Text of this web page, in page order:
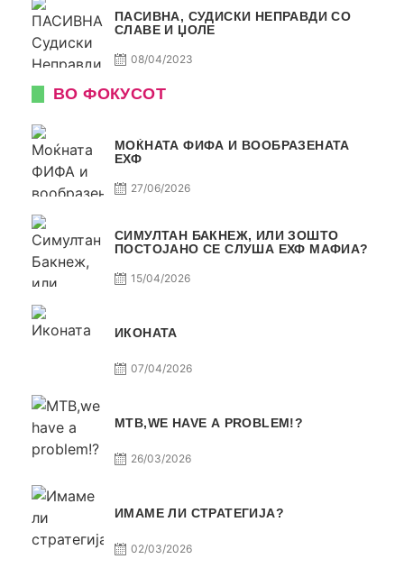
ПАСИВНА, СУДИСКИ НЕПРАВДИ СО
СЛАВЕ И ЏОЛЕ
08/04/2023
ВО ФОКУСОТ
МОЌНАТА ФИФА И ВООБРАЗЕНАТА
ЕХФ
27/06/2026
СИМУЛТАН БАКНЕЖ, ИЛИ ЗОШТО
ПОСТОЈАНО СЕ СЛУША ЕХФ МАФИА?
15/04/2026
ИКОНАТА
07/04/2026
МТВ,WE HAVE A PROBLEM!?
26/03/2026
ИМАМЕ ЛИ СТРАТЕГИЈА?
02/03/2026